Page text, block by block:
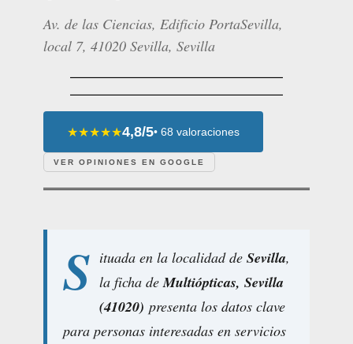
Av. de las Ciencias, Edificio PortaSevilla,
local 7, 41020 Sevilla, Sevilla
★★★★★4,8/5• 68 valoraciones
VER OPINIONES EN GOOGLE
S ituada en la localidad de Sevilla,
la ficha deMultiópticas, Sevilla
(41020) presenta los datos clave
para personas interesadas en servicios